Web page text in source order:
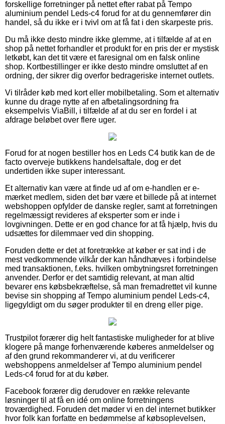
forskellige forretninger på nettet efter rabat på Tempo
aluminium pendel Leds-c4 forud for at du gennemfører din
handel, så du ikke er i tvivl om at få fat i den skarpeste pris.
Du må ikke desto mindre ikke glemme, at i tilfælde af at en
shop på nettet forhandler et produkt for en pris der er mystisk
letkøbt, kan det tit være et faresignal om en falsk online
shop. Kortbestillinger er ikke desto mindre omsluttet af en
ordning, der sikrer dig overfor bedrageriske internet outlets.
Vi tilråder køb med kort eller mobilbetaling. Som et alternativ
kunne du drage nytte af en afbetalingsordning fra
eksempelvis ViaBill, i tilfælde af at du ser en fordel i at
afdrage beløbet over flere uger.
Forud for at nogen bestiller hos en Leds C4 butik kan de de
facto overveje butikkens handelsaftale, dog er det
undertiden ikke super interessant.
Et alternativ kan være at finde ud af om e-handlen er e-
mærket medlem, siden det bør være et billede på at internet
webshoppen opfylder de danske regler, samt at forretningen
regelmæssigt revideres af eksperter som er inde i
lovgivningen. Dette er en god chance for at få hjælp, hvis du
udsættes for dilemmaer ved din shopping.
Foruden dette er det at foretrække at køber er sat ind i de
mest vedkommende vilkår der kan håndhæves i forbindelse
med transaktionen, f.eks. hvilken ombytningsret forretningen
anvender. Derfor er det samtidig relevant, at man altid
bevarer ens købsbekræftelse, så man fremadrettet vil kunne
bevise sin shopping af Tempo aluminium pendel Leds-c4,
ligegyldigt om du søger produkter til en dreng eller pige.
Trustpilot forærer dig helt fantastiske muligheder for at blive
klogere på mange forhenværende køberes anmeldelser og
af den grund rekommanderer vi, at du verificerer
webshoppens anmeldelser af Tempo aluminium pendel
Leds-c4 forud for at du køber.
Facebook forærer dig derudover en række relevante
løsninger til at få en idé om online forretningens
troværdighed. Foruden det møder vi en del internet butikker
hvor folk kan forfatte en bedømmelse af købsoplevelsen,